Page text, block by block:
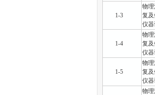
1-3
物
复
仪
1-4
物
复
仪
1-5
物
复
仪
物